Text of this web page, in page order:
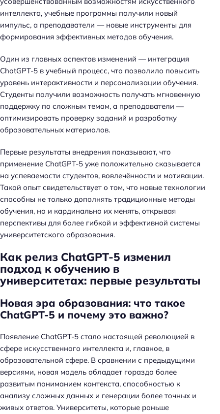
интеллекта, учебные программы получили новый
импульс, а преподаватели — новые инструменты для
формирования эффективных методов обучения.
Один из главных аспектов изменений — интеграция
ChatGPT-5 в учебный процесс, что позволило повысить
уровень интерактивности и персонализации обучения.
Студенты получили возможность получать мгновенную
поддержку по сложным темам, а преподаватели —
оптимизировать проверку заданий и разработку
образовательных материалов.
Первые результаты внедрения показывают, что
применение ChatGPT-5 уже положительно сказывается
на успеваемости студентов, вовлечённости и мотивации.
Такой опыт свидетельствует о том, что новые технологии
способны не только дополнять традиционные методы
обучения, но и кардинально их менять, открывая
перспективы для более гибкой и эффективной системы
университетского образования.
Как релиз ChatGPT-5 изменил
подход к обучению в
университетах: первые результаты
Новая эра образования: что такое
ChatGPT-5 и почему это важно?
Появление ChatGPT-5 стало настоящей революцией в
сфере искусственного интеллекта и, главное, в
образовательной сфере. В сравнении с предыдущими
версиями, новая модель обладает гораздо более
развитым пониманием контекста, способностью к
анализу сложных данных и генерации более точных и
живых ответов. Университеты, которые раньше